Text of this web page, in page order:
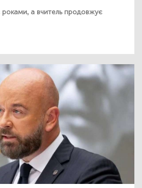
роками, а вчитель продовжує